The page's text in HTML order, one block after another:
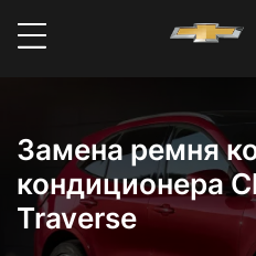
Замена ремня
кондиционера
Traverse